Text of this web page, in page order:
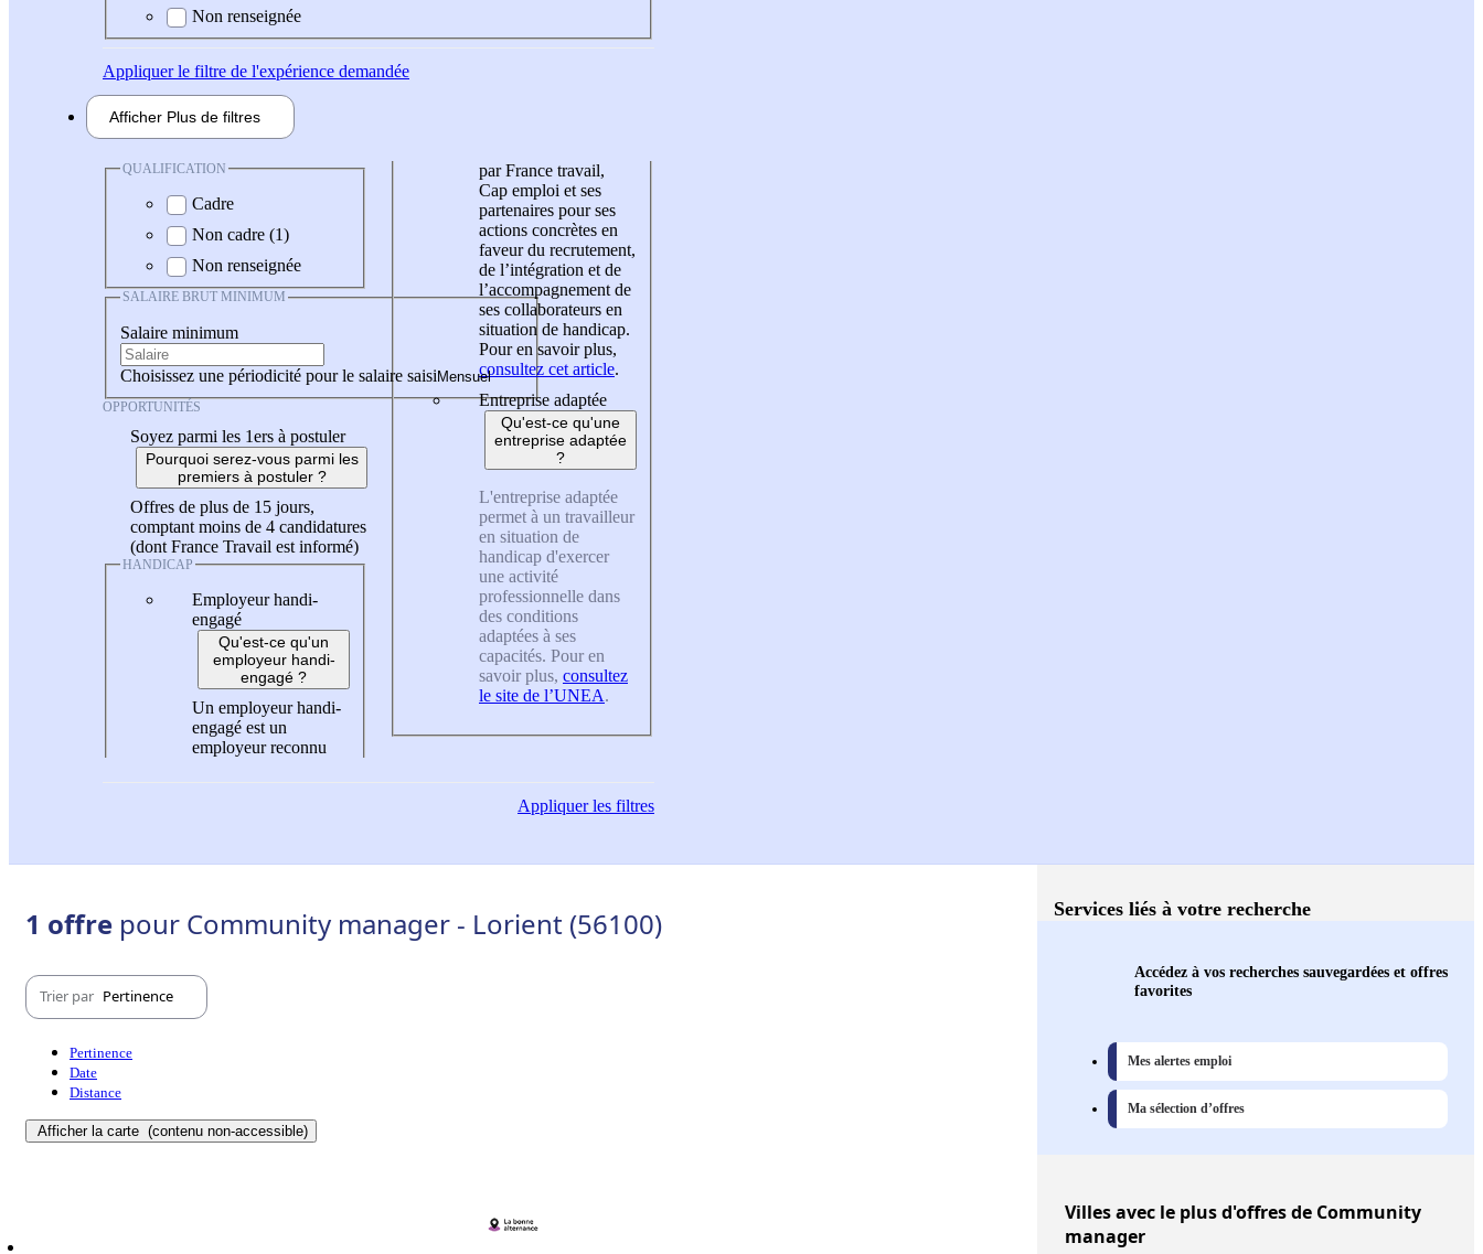
Non renseignée
Appliquerle filtre de l'expérience demandée
Afficher Plus de filtres
QUALIFICATION
Cadre
Non cadre (1)
Non renseignée
SALAIRE BRUT MINIMUM
Salaire minimum
Choisissez une périodicité pour le salaire saisi
OPPORTUNITÉS
Soyez parmi les 1ers à postuler
Pourquoi serez-vous parmi les
premiers à postuler ?
Offres de plus de 15 jours,
comptant moins de 4 candidatures
(dont France Travail est informé)
HANDICAP
Employeur handi-
engagé
Qu'est-ce qu'un
employeur handi-
engagé ?
Un employeur handi-
engagé est un
employeur reconnu
par France travail,
Cap emploi et ses
partenaires pour ses
actions concrètes en
faveur du recrutement,
de l’intégration et de
l’accompagnement de
ses collaborateurs en
situation de handicap.
Pour en savoir plus,
consultez cet article.
Entreprise adaptée
Qu'est-ce qu'une
entreprise adaptée
?
L'entreprise adaptée
permet à un travailleur
en situation de
handicap d'exercer
une activité
professionnelle dans
des conditions
adaptées à ses
capacités. Pour en
savoir plus, consultez
le site de l’UNEA.
Appliquerles filtres
1 offre pour Community manager - Lorient (56100)
Trier par Pertinence
Pertinence
Date
Distance
Afficher la carte (contenu non-accessible)
Services liés à votre recherche
Accédez à vos recherches sauvegardées et offres
favorites
Mes alertes emploi
Ma sélection d’offres
Villesavec le plus d'offres de Community
manager